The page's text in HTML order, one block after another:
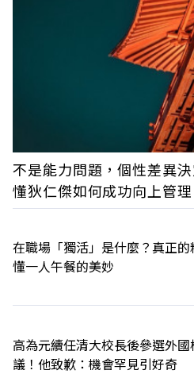
不是能力問題，個性差異
懂狄仁傑如何成功向上管理
在職場「獨活」是什麼？真正
懂一人午餐的美妙
高為元續任清大校長後參選外
議！他致歉：機會罕見引好奇